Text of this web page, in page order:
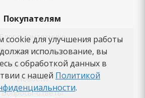
Покупателям
о сантехнике
по выбору
Как заказать
Новости
Вопросы-ответы
cookie для улучшения работы
использование, вы
с обработкой данных в
с нашей Политикой
.